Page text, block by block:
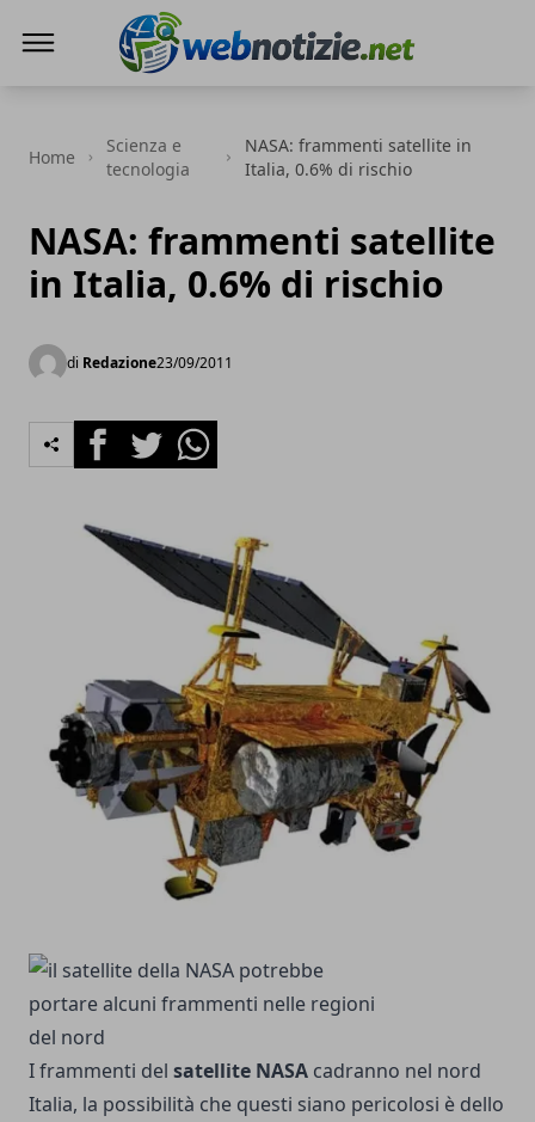
Home
Scienza e
tecnologia
NASA: frammenti satellite in
Italia, 0.6% di rischio
NASA: frammenti satellite
in Italia, 0.6% di rischio
di Redazione23/09/2011
FacebookTwitterWhatsapp
I frammenti del satellite NASA cadranno nel nord
Italia, la possibilità che questi siano pericolosi è dello